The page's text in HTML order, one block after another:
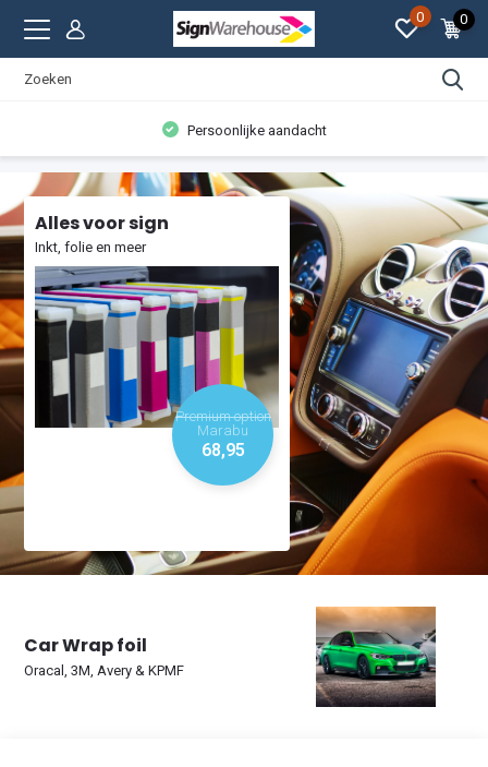
0 0
Persoonlijke aandacht
Car Wrap foil
Oracal, 3M, Avery & KPMF
Alles voor sign
Inkt, folie en meer
Premium option
Marabu
68,95